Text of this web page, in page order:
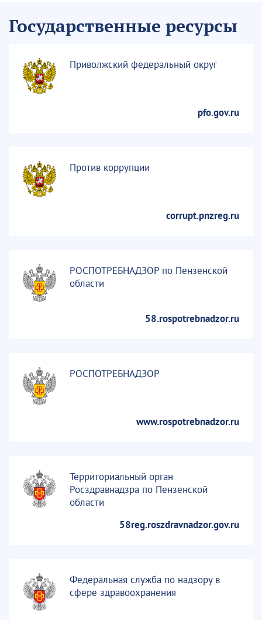
Государственные ресурсы
Приволжский федеральный округ
pfo.gov.ru
Против коррупции
corrupt.pnzreg.ru
РОСПОТРЕБНАДЗОР по Пензенской
области
58.rospotrebnadzor.ru
РОСПОТРЕБНАДЗОР
www.rospotrebnadzor.ru
Территориальный орган
Росздравнадзра по Пензенской
области
58reg.roszdravnadzor.gov.ru
Федеральная служба по надзору в
сфере здравоохранения